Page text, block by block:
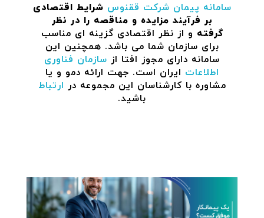
سامانه پیمان شرکت ققنوس شرایط اقتصادی
بر فرآیند مزایده و مناقصه را در نظر
گرفته و از نظر اقتصادی گزینه ای مناسب
برای سازمان شما می باشد. همچنین این
سامانه دارای مجوز افتا از سازمان فناوری
اطلاعات ایران است. جهت ارائه دمو و یا
مشاوره با کارشناسان این مجموعه در ارتباط
باشید.